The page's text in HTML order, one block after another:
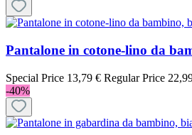
Pantalone in cotone-lino da
Special Price 13,79 € Regular Price
-40%